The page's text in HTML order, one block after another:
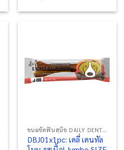
ขนมขัดฟันสุนัข DAILY DENTAL BONE
DBJ01x1pc: เดลี่ เดนทัล